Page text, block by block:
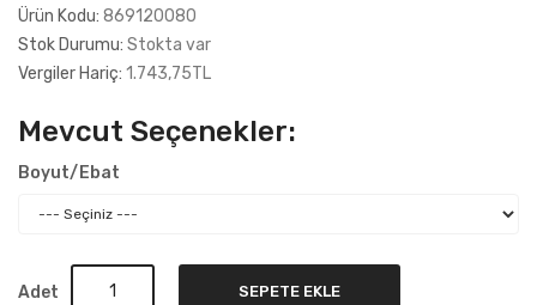
Ürün Kodu: 869120080
Stok Durumu: Stokta var
Vergiler Hariç: 1.743,75TL
Mevcut Seçenekler:
Boyut/Ebat
Adet SEPETE EKLE